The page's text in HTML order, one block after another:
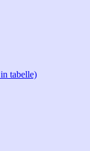
tabelle)